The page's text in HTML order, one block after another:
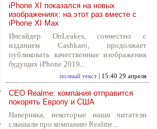
iPhone XI показался на новых
изображениях: на этот раз вместе с
iPhone XI Max
Инсайдер OnLeakes, совместно с
изданием Cashkaro, продолжает
публиковать качественные изображения
будущих iPhone 2019...
полный текст | 15:40 29 апреля
CEO Realme: компания отправится
покорять Европу и США
Наверняка, некоторые наши читатели
слышали про компанию Realme...